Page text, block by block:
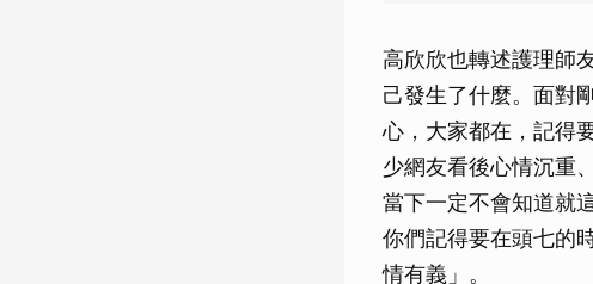
高欣欣也轉述護理師
己發生了什麼。面對
心，大家都在，記得
少網友看後心情沉重
當下一定不會知道就
你們記得要在頭七的
情有義」。